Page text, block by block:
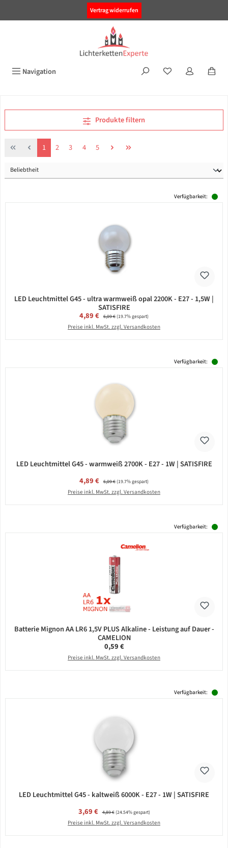
Vertrag widerrufen
Navigation
Produkte filtern
Seite
1 Seite
2 Seite
3 Seite
4 Seite
5
Verfügbarkeit:
LED Leuchtmittel G45 - ultra warmweiß opal 2200K - E27 - 1,5W |
SATISFIRE
Verkaufspreis:
4,89 € Regulärer Preis:
6,09 €(19.7% gespart)
Preise inkl. MwSt. zzgl. Versandkosten
Verfügbarkeit:
LED Leuchtmittel G45 - warmweiß 2700K - E27 - 1W | SATISFIRE
Verkaufspreis:
4,89 € Regulärer Preis:
6,09 €(19.7% gespart)
Preise inkl. MwSt. zzgl. Versandkosten
Verfügbarkeit:
Batterie Mignon AA LR6 1,5V PLUS Alkaline - Leistung auf Dauer -
CAMELION
Regulärer Preis:
0,59 €
Preise inkl. MwSt. zzgl. Versandkosten
Verfügbarkeit:
LED Leuchtmittel G45 - kaltweiß 6000K - E27 - 1W | SATISFIRE
Verkaufspreis:
3,69 € Regulärer Preis:
4,89 €(24.54% gespart)
Preise inkl. MwSt. zzgl. Versandkosten